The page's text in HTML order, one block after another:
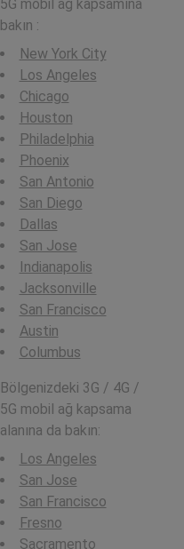
5G mobil ağ kapsamına
bakın :
New York City
Los Angeles
Chicago
Houston
Philadelphia
Phoenix
San Antonio
San Diego
Dallas
San Jose
Indianapolis
Jacksonville
San Francisco
Austin
Columbus
Bölgenizdeki 3G / 4G /
5G mobil ağ kapsama
alanına da bakın:
Los Angeles
San Jose
San Francisco
Fresno
Sacramento